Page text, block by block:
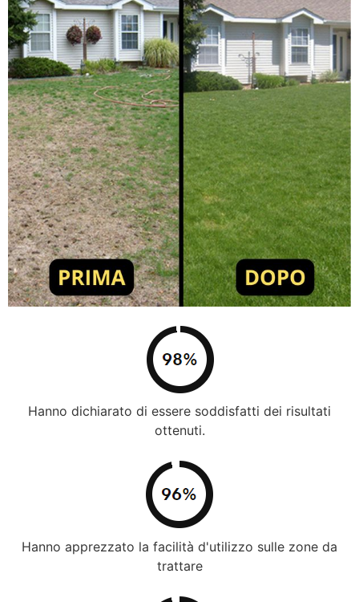
Hanno dichiarato di essere soddisfatti dei risultati
ottenuti.
Hanno apprezzato la facilità d'utilizzo sulle zone da
trattare